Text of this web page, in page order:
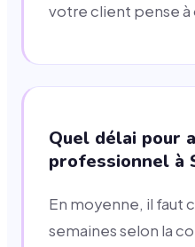
votre client pense à
Quel délai pour
professionnel à
En moyenne, il faut
semaines selon la